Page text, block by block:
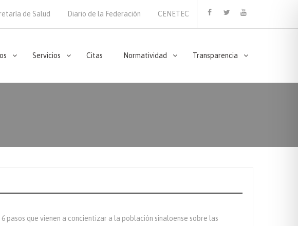
de Salud Diario de la Federación
CENETEC
Servicios Citas Normatividad Transparencia
que vienen a concientizar a la población sinaloense sobre las